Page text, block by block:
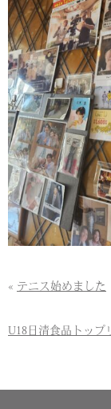
« テニス始めました
U18日清食品トップ